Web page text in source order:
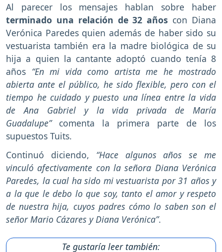
Al parecer los mensajes hablan sobre haber
terminado una relación de 32 años con Diana
Verónica Paredes quien además de haber sido su
vestuarista también era la madre biológica de su
hija a quien la cantante adoptó cuando tenía 8
años “En mi vida como artista me he mostrado
abierta ante el público, he sido flexible, pero con el
tiempo he cuidado y puesto una línea entre la vida
de Ana Gabriel y la vida privada de María
Guadalupe”comenta la primera parte de los
supuestos Tuits.
Continuó diciendo, “Hace algunos años se me
vinculó afectivamente con la señora Diana Verónica
Paredes, la cual ha sido mi vestuarista por 31 años y
a la que le debo lo que soy, tanto el amor y respeto
de nuestra hija, cuyos padres cómo lo saben son el
señor Mario Cázares y Diana Verónica”.
Te gustaría leer también: